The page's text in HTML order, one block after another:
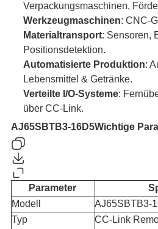
Verpackungsmaschinen,
Werkzeugmaschinen: CNC-
Materialtransport: Sensoren,
Positionsdetektion.
Automatisierte Produktion:
Lebensmittel & Getränke.
Verteilte I/O-Systeme:
über CC-Link.
AJ65SBTB3-16D5Wichtige
Parameter
Modell
AJ65SBTB3-
Typ
CC-Link